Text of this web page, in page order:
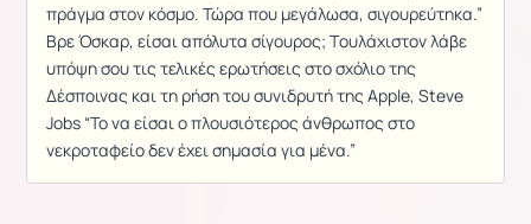
πράγμα στον κόσμο. Τώρα που μεγάλωσα, σιγουρεύτηκα.”
Βρε Όσκαρ, είσαι απόλυτα σίγουρος; Tουλάχιστον λάβε
υπόψη σου τις τελικές ερωτήσεις στο σχόλιο της
Δέσποινας και τη ρήση του συνιδρυτή της Apple, Steve
Jobs “Το να είσαι ο πλουσιότερος άνθρωπος στο
νεκροταφείο δεν έχει σημασία για μένα.”